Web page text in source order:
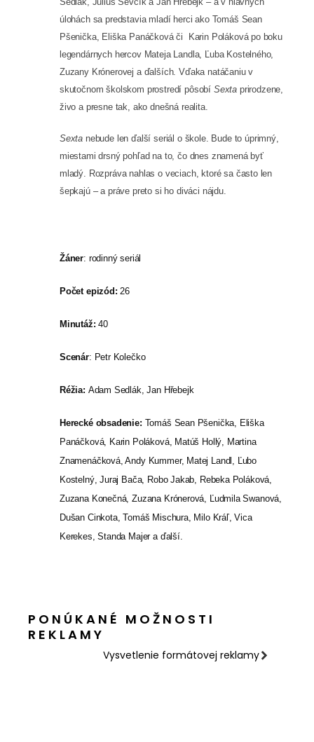
KONTAKT
úlohách sa predstavia mladí herci ako Tomáš Sean
Pšenička, Eliška Panáčková či Karin Poláková po boku
legendárnych hercov Mateja Landla, Ľuba Kostelného,
Zuzany Krónerovej a ďalších. Vďaka natáčaniu v
skutočnom školskom prostredí pôsobí Sexta prirodzene,
živo a presne tak, ako dnešná realita.
Sexta nebude len ďalší seriál o škole. Bude to úprimný,
miestami drsný pohľad na to, čo dnes znamená byť
mladý. Rozpráva nahlas o veciach, ktoré sa často len
šepkajú – a práve preto si ho diváci nájdu.
Žáner: rodinný seriál
Počet epizód: 26
Minutáž: 40
Scenár: Petr Kolečko
Réžia: Adam Sedlák, Jan Hřebejk
Herecké obsadenie: Tomáš Sean Pšenička, Eliška
Panáčková, Karin Poláková, Matúš Hollý, Martina
Znamenáčková, Andy Kummer, Matej Landl, Ľubo
Kostelný, Juraj Bača, Robo Jakab, Rebeka Poláková,
Zuzana Konečná, Zuzana Krónerová, Ľudmila Swanová,
Dušan Cinkota, Tomáš Mischura, Milo Kráľ, Vica
Kerekes, Standa Majer a ďalší.
PONÚKANÉ MOŽNOSTI
REKLAMY
Vysvetlenie formátovej reklamy